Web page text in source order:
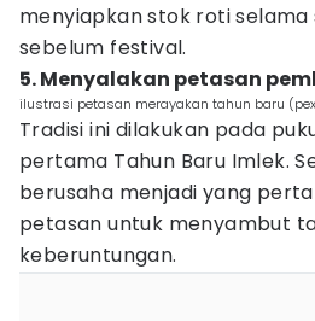
menyiapkan stok roti selama
sebelum festival.
5. Menyalakan petasan
ilustrasi petasan merayakan tahun baru
Tradisi ini dilakukan pada
pertama Tahun Baru Imlek.
berusaha menjadi yang
petasan untuk menyambut
keberuntungan.